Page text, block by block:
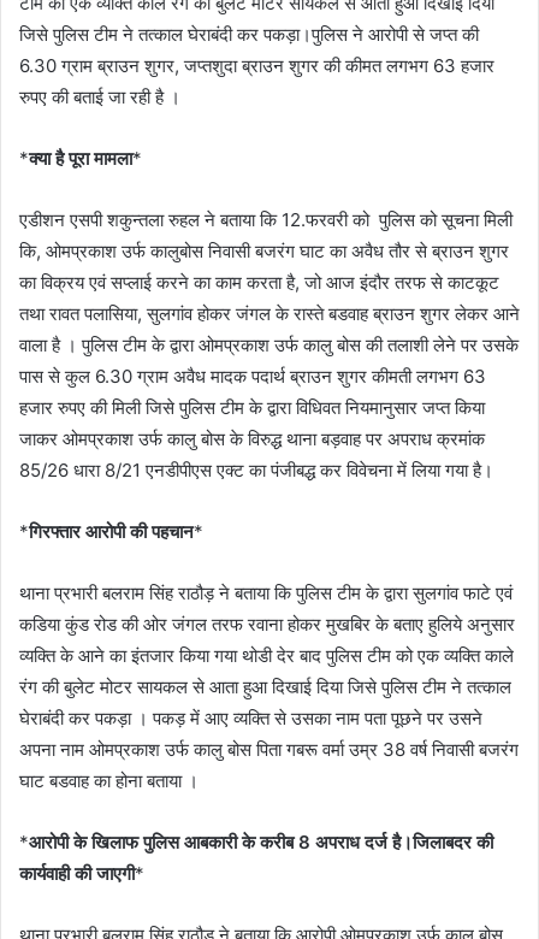
जिसे पुलिस टीम ने तत्काल घेराबंदी कर पकड़ा।पुलिस ने आरोपी से जप्त की
6.30 ग्राम ब्राउन शुगर, जप्तशुदा ब्राउन शुगर की कीमत लगभग 63 हजार
रुपए की बताई जा रही है ।
*क्या है पूरा मामला*
एडीशन एसपी शकुन्तला रुहल ने बताया कि 12.फरवरी को पुलिस को सूचना मिली
कि, ओमप्रकाश उर्फ कालुबोस निवासी बजरंग घाट का अवैध तौर से ब्राउन शुगर
का विक्रय एवं सप्लाई करने का काम करता है, जो आज इंदौर तरफ से काटकूट
तथा रावत पलासिया, सुलगांव होकर जंगल के रास्ते बडवाह ब्राउन शुगर लेकर आने
वाला है । पुलिस टीम के द्वारा ओमप्रकाश उर्फ कालु बोस की तलाशी लेने पर उसके
पास से कुल 6.30 ग्राम अवैध मादक पदार्थ ब्राउन शुगर कीमती लगभग 63
हजार रुपए की मिली जिसे पुलिस टीम के द्वारा विधिवत नियमानुसार जप्त किया
जाकर ओमप्रकाश उर्फ कालु बोस के विरुद्ध थाना बड़वाह पर अपराध क्रमांक
85/26 धारा 8/21 एनडीपीएस एक्ट का पंजीबद्ध कर विवेचना में लिया गया है।
*गिरफ्तार आरोपी की पहचान*
थाना प्रभारी बलराम सिंह राठौड़ ने बताया कि पुलिस टीम के द्वारा सुलगांव फाटे एवं
कडिया कुंड रोड की ओर जंगल तरफ रवाना होकर मुखबिर के बताए हुलिये अनुसार
व्यक्ति के आने का इंतजार किया गया थोडी देर बाद पुलिस टीम को एक व्यक्ति काले
रंग की बुलेट मोटर सायकल से आता हुआ दिखाई दिया जिसे पुलिस टीम ने तत्काल
घेराबंदी कर पकड़ा । पकड़ में आए व्यक्ति से उसका नाम पता पूछने पर उसने
अपना नाम ओमप्रकाश उर्फ कालु बोस पिता गबरू वर्मा उम्र 38 वर्ष निवासी बजरंग
घाट बडवाह का होना बताया ।
*आरोपी के खिलाफ पुलिस आबकारी के करीब 8 अपराध दर्ज है।जिलाबदर की
कार्यवाही की जाएगी*